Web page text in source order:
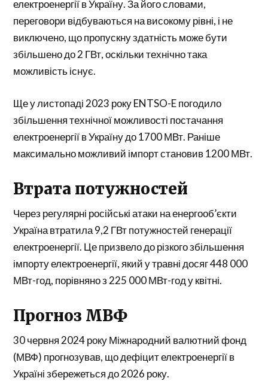
електроенергії в Україну. За його словами,
переговори відбуваються на високому рівні, і не
виключено, що пропускну здатність може бути
збільшено до 2 ГВт, оскільки технічно така
можливість існує.
Ще у листопаді 2023 року ENTSO-E погодило
збільшення технічної можливості постачання
електроенергії в Україну до 1700 МВт. Раніше
максимально можливий імпорт становив 1200 МВт.
Втрата потужностей
Через регулярні російські атаки на енергооб’єкти
Україна втратила 9,2 ГВт потужностей генерації
електроенергії. Це призвело до різкого збільшення
імпорту електроенергії, який у травні досяг 448 000
МВт-год, порівняно з 225 000 МВт-год у квітні.
Прогноз МВФ
30 червня 2024 року Міжнародний валютний фонд
(МВФ) прогнозував, що дефіцит електроенергії в
Україні збережеться до 2026 року.